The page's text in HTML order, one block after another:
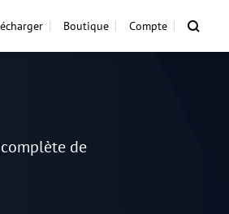
Boutique Compte
de